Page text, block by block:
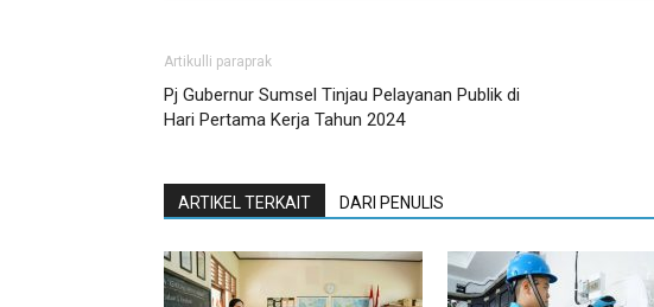
Artikulli paraprak
Pj Gubernur Sumsel Tinjau Pelayanan Publik di
Hari Pertama Kerja Tahun 2024
ARTIKEL TERKAIT DARI PENULIS